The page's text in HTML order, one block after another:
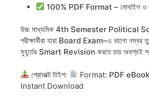
100% PDF Format – মোবাইল ও
উচ্চ মাধ্যমিক 4th Semester Political
পরীক্ষার্থীরা যারা Board Exam–এ ভালো নম্বর
মুহূর্তের Smart Revision করতে চায় অবশ্যই
প্রোডাক্ট টাইপ: Format: PDF eBook |
Instant Download